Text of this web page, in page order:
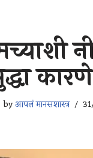
byआपलं मानसशास्त्र